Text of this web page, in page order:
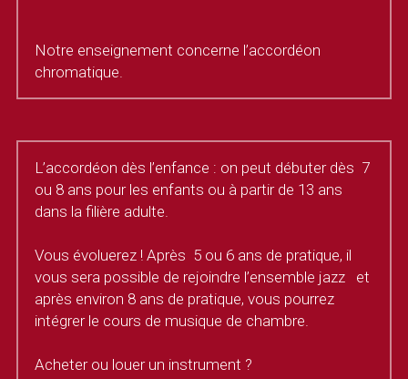
Notre enseignement concerne l’accordéon
chromatique.
L’accordéon dès l’enfance : on peut débuter dès  7
ou 8 ans pour les enfants ou à partir de 13 ans
dans la filière adulte.
Vous évoluerez ! Après  5 ou 6 ans de pratique, il
vous sera possible de rejoindre l’ensemble jazz   et
après environ 8 ans de pratique, vous pourrez
intégrer le cours de musique de chambre.
Acheter ou louer un instrument ?